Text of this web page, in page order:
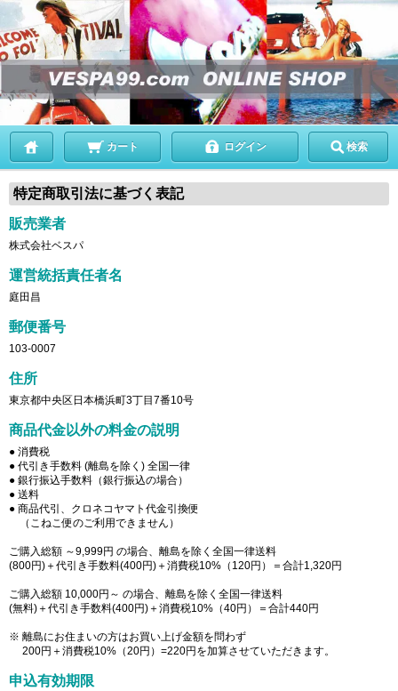
カート ログイン 検索
特定商取引法に基づく表記
販売業者
株式会社ベスパ
運営統括責任者名
庭田昌
郵便番号
103-0007
住所
東京都中央区日本橋浜町3丁目7番10号
商品代金以外の料金の説明
● 消費税
● 代引き手数料 (離島を除く) 全国一律
● 銀行振込手数料（銀行振込の場合）
● 送料
● 商品代引、クロネコヤマト代金引換便
（こねこ便のご利用できません）
ご購入総額 ～9,999円 の場合、離島を除く全国一律送料
(800円)＋代引き手数料(400円)＋消費税10%（120円）＝合計1,320円
ご購入総額 10,000円～ の場合、離島を除く全国一律送料
(無料)＋代引き手数料(400円)＋消費税10%（40円）＝合計440円
※ 離島にお住まいの方はお買い上げ金額を問わず
200円＋消費税10%（20円）=220円を加算させていただきます。
申込有効期限